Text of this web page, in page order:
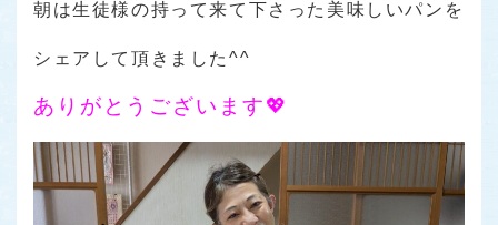
朝は生徒様の持って来て下さった美味しいパンを
シェアして頂きました^^
ありがとうございます💖